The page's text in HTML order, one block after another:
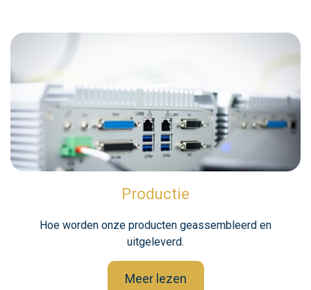
Productie
Hoe worden onze producten geassembleerd en
uitgeleverd.
Meer lezen